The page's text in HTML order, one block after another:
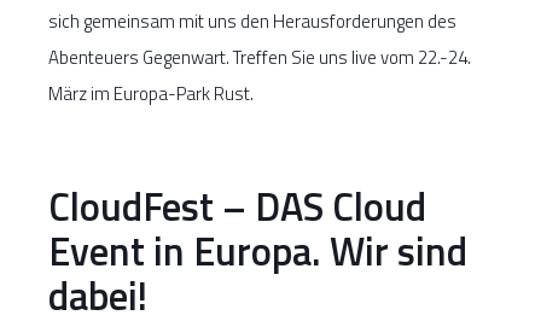
sich gemeinsam mit uns den Herausforderungen des
Abenteuers Gegenwart. Treffen Sie uns live vom 22.-24.
März im Europa-Park Rust.
CloudFest – DAS Cloud
Event in Europa. Wir sind
dabei!